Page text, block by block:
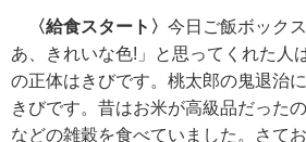
〈給食スタート〉 今日ご飯ボック
あ、きれいな色!」と思ってくれた人
の正体はきびです。桃太郎の鬼退治
きびです。昔はお米が高級品だった
などの雑穀を食べていました。さて